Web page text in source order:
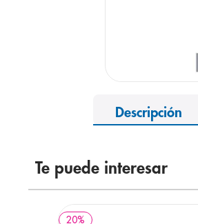
Descripción
Te puede interesar
20%